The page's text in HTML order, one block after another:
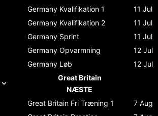
Germany Kvalifikation 1 11 Jul
Germany Kvalifikation 2 11 Jul
Germany Sprint 11 Jul
Germany Opvarmning 12 Jul
Germany Løb 12 Jul
Great Britain
NÆSTE
Great Britain Fri Træning 1 7 Aug